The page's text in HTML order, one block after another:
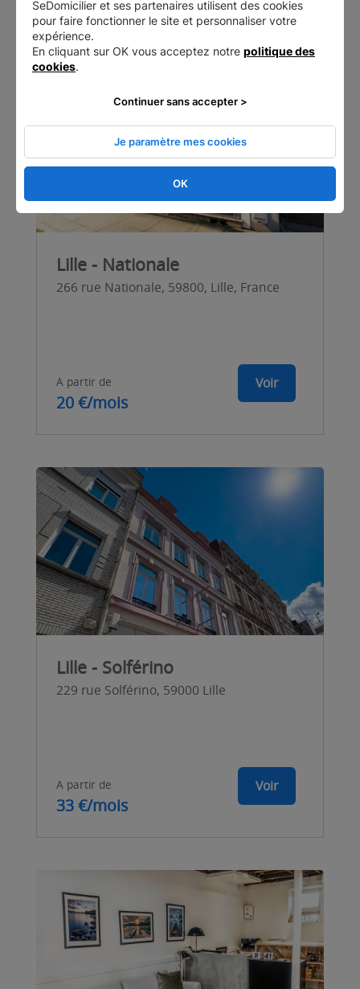
Notre sélection de centres
Lille - Nationale
266 rue Nationale, 59800, Lille, France
A partir de
20 €/mois
Voir
Lille - Solférino
229 rue Solférino, 59000 Lille
A partir de
33 €/mois
Voir
SeDomicilier et ses partenaires utilisent des cookies
pour faire fonctionner le site et personnaliser votre
expérience.
En cliquant sur OK vous acceptez notre politique des
cookies.
OK
Je paramètre mes cookies
Continuer sans accepter >